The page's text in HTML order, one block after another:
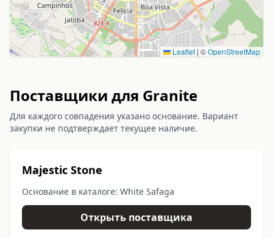
Leaflet | ©OpenStreetMap
Поставщики для Granite
Для каждого совпадения указано основание. Вариант
закупки не подтверждает текущее наличие.
Majestic Stone
Основание в каталоге: White Safaga
Открыть поставщика